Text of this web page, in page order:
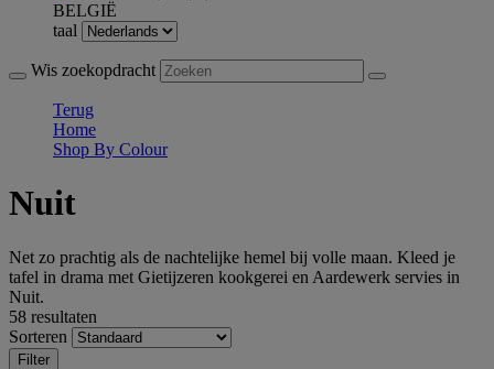
BELGIË
taal
Wis zoekopdracht
Terug
Home
Shop By Colour
Nuit
Net zo prachtig als de nachtelijke hemel bij volle maan. Kleed je
tafel in drama met Gietijzeren kookgerei en Aardewerk servies in
Nuit.
58 resultaten
Sorteren
Filter